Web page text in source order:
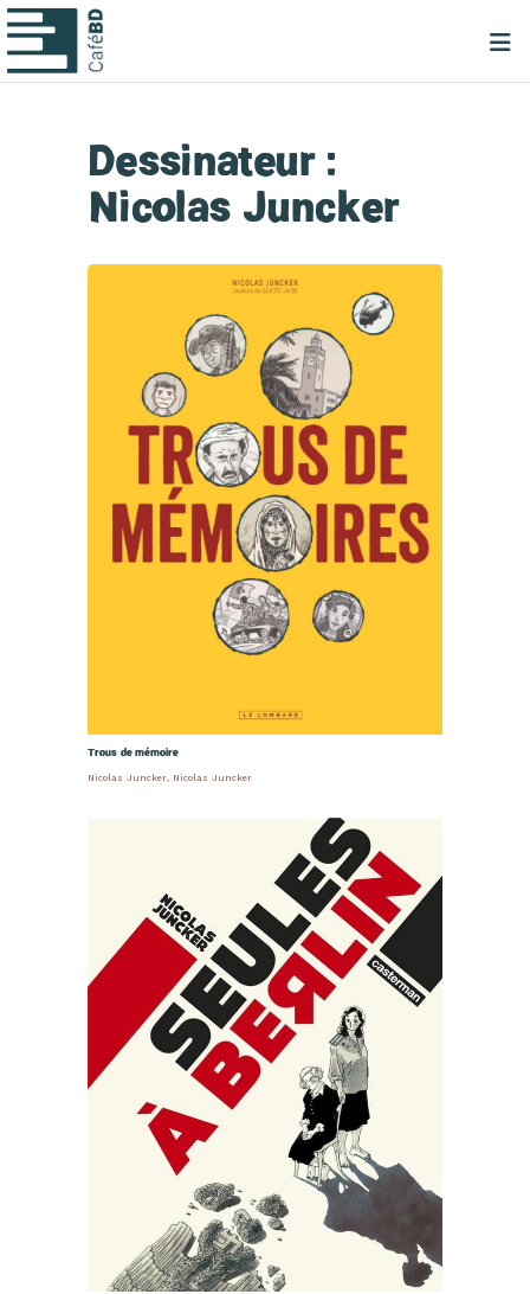
Dessinateur :
Nicolas Juncker
Trous de mémoire
Nicolas Juncker Nicolas Juncker